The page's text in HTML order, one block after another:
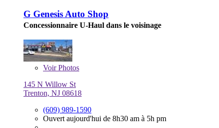
G Genesis Auto Shop
Concessionnaire U-Haul dans le voisinage
VoirPhotos
145 N Willow St
Trenton, NJ 08618
(609) 989-1590
Ouvert aujourd'hui de 8h30 am à 5h pm